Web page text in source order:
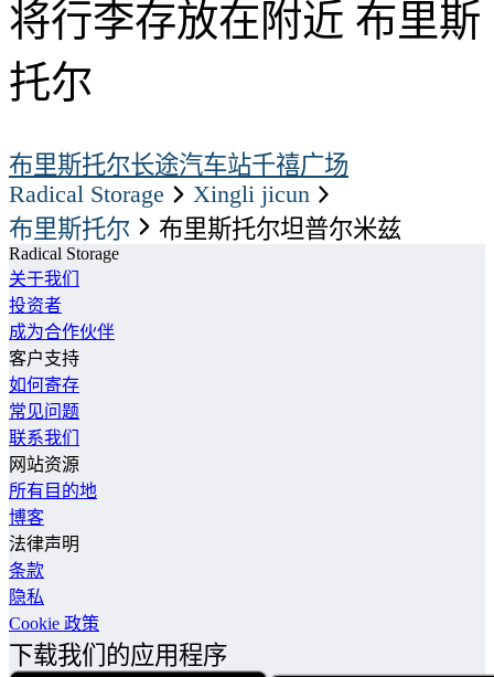
将行李存放在附近 布里斯
托尔
布里斯托尔长途汽车站千禧广场
Radical Storage
xingli jicun
布里斯托尔
布里斯托尔坦普尔米兹
Radical Storage
关于我们
投资者
成为合作伙伴
客户支持
如何寄存
常见问题
联系我们
网站资源
所有目的地
博客
法律声明
条款
隐私
Cookie 政策
下载我们的应用程序